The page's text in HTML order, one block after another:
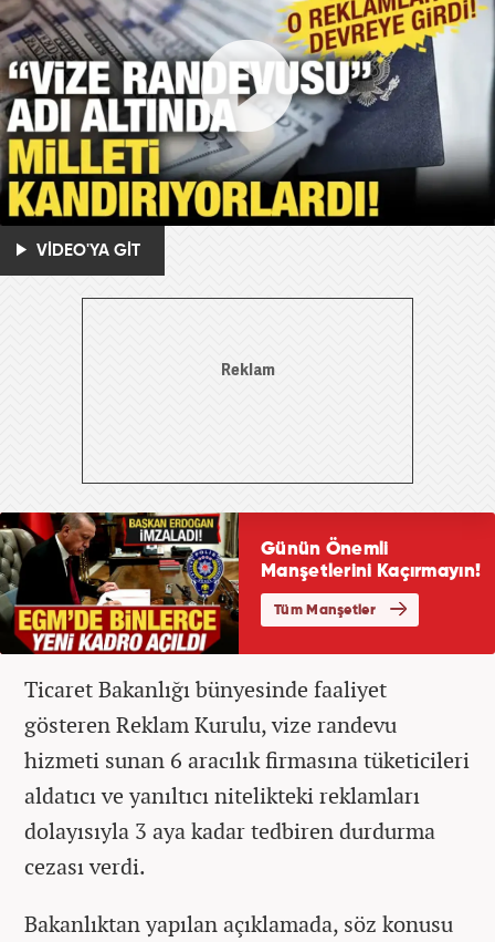
VİDEO'YA GİT
Ticaret Bakanlığı bünyesinde faaliyet
gösteren Reklam Kurulu, vize randevu
hizmeti sunan 6 aracılık firmasına tüketicileri
aldatıcı ve yanıltıcı nitelikteki reklamları
dolayısıyla 3 aya kadar tedbiren durdurma
cezası verdi.
Bakanlıktan yapılan açıklamada, söz konusu